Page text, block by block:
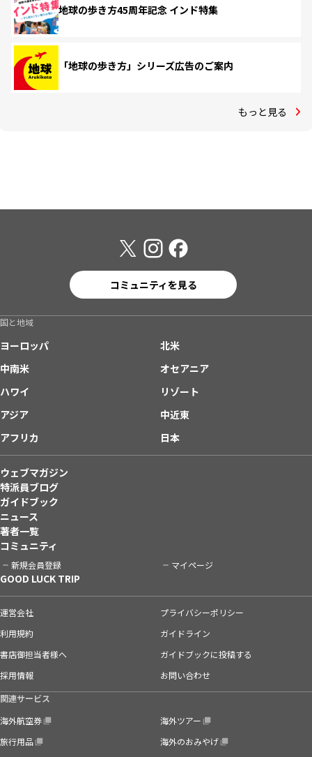
地球の歩き方45周年記念 インド特集
「地球の歩き方」シリーズ広告のご案内
もっと見る
コミュニティを見る
国と地域
ヨーロッパ
北米
中南米
オセアニア
ハワイ
リゾート
アジア
中近東
アフリカ
日本
ウェブマガジン
特派員ブログ
ガイドブック
ニュース
著者一覧
コミュニティ
新規会員登録 マイページ
GOOD LUCK TRIP
運営会社
プライバシーポリシー
利用規約
ガイドライン
書店御担当者様へ
ガイドブックに投稿する
採用情報
お問い合わせ
関連サービス
海外航空券
海外ツアー
旅行用品
海外のおみやげ